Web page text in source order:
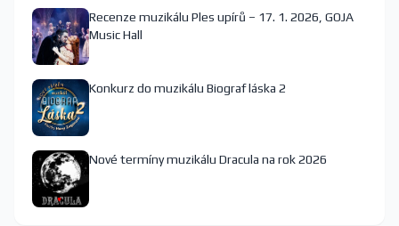
Recenze muzikálu Ples upírů – 17. 1. 2026, GOJA
Music Hall
Konkurz do muzikálu Biograf láska 2
Nové termíny muzikálu Dracula na rok 2026